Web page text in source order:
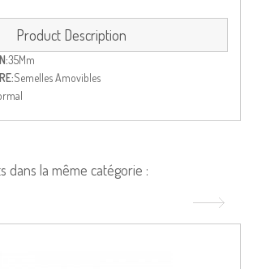
Product Description
35Mm
Semelles Amovibles
dans la même catégorie :